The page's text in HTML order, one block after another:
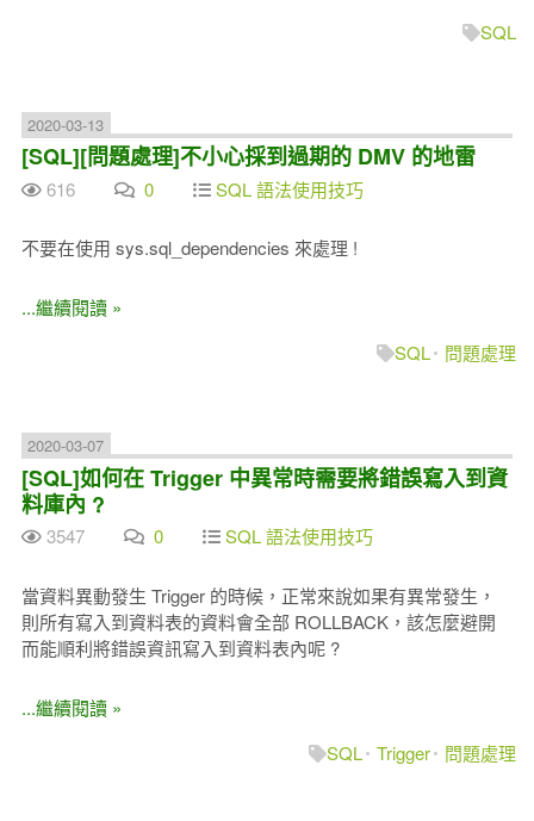
SQL
2020-03-13
[SQL][問題處理]不小心採到過期的 DMV 的地雷
616 0 SQL 語法使用技巧
不要在使用 sys.sql_dependencies 來處理 !
...繼續閱讀 »
SQL
問題處理
2020-03-07
[SQL]如何在 Trigger 中異常時需要將錯誤寫入到資
料庫內 ?
3547 0 SQL 語法使用技巧
當資料異動發生 Trigger 的時候，正常來說如果有異常發生，
則所有寫入到資料表的資料會全部 ROLLBACK，該怎麼避開
而能順利將錯誤資訊寫入到資料表內呢 ?
...繼續閱讀 »
SQL Trigger 問題處理